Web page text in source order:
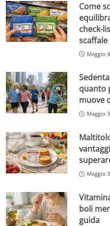
Come
check-
scaffale
Maggio
quanto
muove
Maggio
Maggio
boli
guida